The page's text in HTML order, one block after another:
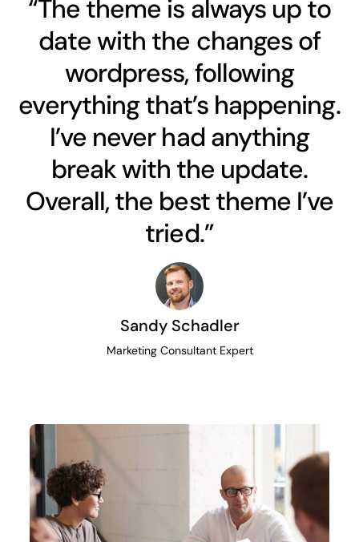
“The theme is always up to
date with the changes of
wordpress, following
everything that’s happening.
I’ve never had anything
break with the update.
Overall, the best theme I’ve
tried.”
Sandy Schadler
Marketing Consultant Expert